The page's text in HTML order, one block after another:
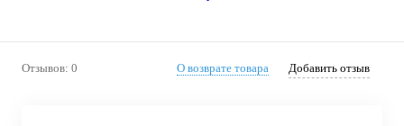
Отзывов: 0 О возврате товара Добавить отзыв